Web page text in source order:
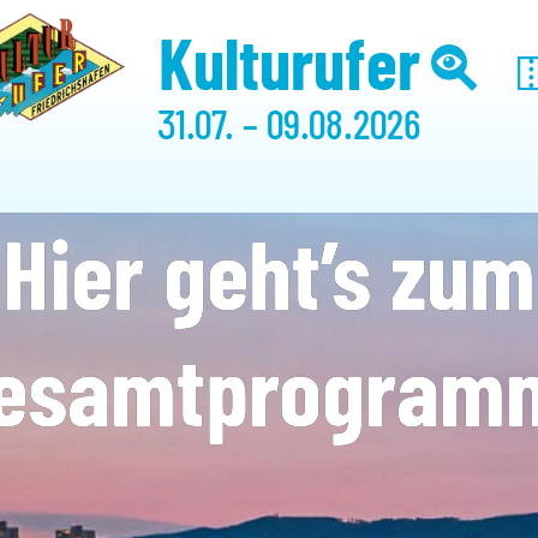
Kulturufer
31.07. – 09.08.2026
Hier geht’s zum